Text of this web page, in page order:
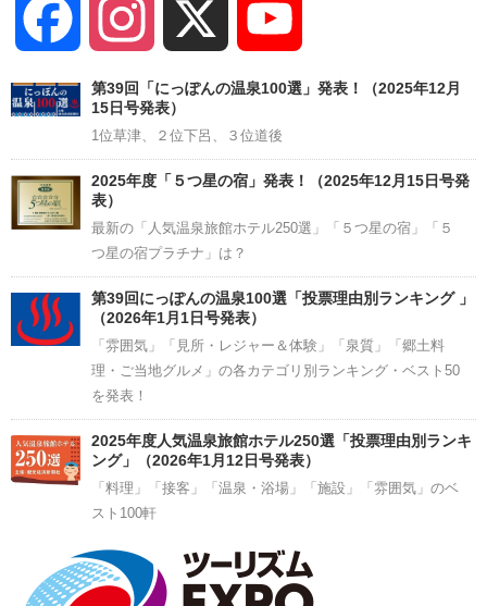
Facebook Instagram
Channel
第39回「にっぽんの温泉100選」発表！（2025年12月
15日号発表）
1位草津、２位下呂、３位道後
2025年度「５つ星の宿」発表！（2025年12月15日号発
表）
最新の「人気温泉旅館ホテル250選」「５つ星の宿」「５
つ星の宿プラチナ」は？
第39回にっぽんの温泉100選「投票理由別ランキング 」
（2026年1月1日号発表）
「雰囲気」「見所・レジャー＆体験」「泉質」「郷土料
理・ご当地グルメ」の各カテゴリ別ランキング・ベスト50
を発表！
2025年度人気温泉旅館ホテル250選「投票理由別ランキ
ング」（2026年1月12日号発表）
「料理」「接客」「温泉・浴場」「施設」「雰囲気」のベ
スト100軒